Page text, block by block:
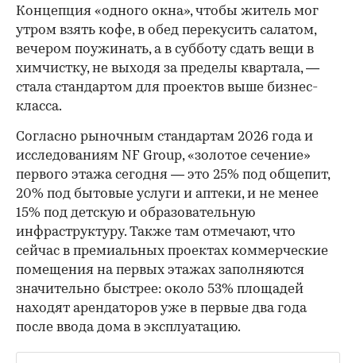
Концепция «одного окна», чтобы житель мог
утром взять кофе, в обед перекусить салатом,
вечером поужинать, а в субботу сдать вещи в
химчистку, не выходя за пределы квартала, —
стала стандартом для проектов выше бизнес-
класса.
Согласно рыночным стандартам 2026 года и
исследованиям NF Group, «золотое сечение»
первого этажа сегодня — это 25% под общепит,
20% под бытовые услуги и аптеки, и не менее
15% под детскую и образовательную
инфраструктуру. Также там отмечают, что
сейчас в премиальных проектах коммерческие
помещения на первых этажах заполняются
значительно быстрее: около 53% площадей
находят арендаторов уже в первые два года
после ввода дома в эксплуатацию.